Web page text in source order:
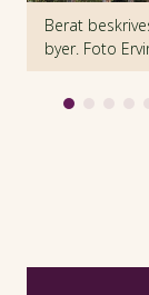
Berat
byer. Foto